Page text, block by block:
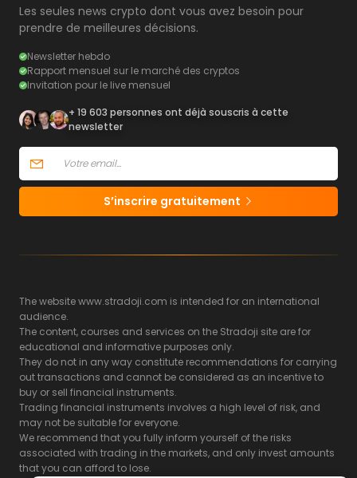
Les seules news crypto dont vous avez besoin pour
prendre de meilleures décisions.
Newsletter hebdo
Rapport mensuel sur le marché des cryptos
Invitation pour le live mensuel
+ 19 603 personnes ont déjà souscris à cette
newsletter
S’inscrire gratuitement
The website www.stradoji.com is intended for an international
audience.
The content, courses and services on the Stradoji site are for
educational and informative purposes only.
They do not in any way constitute recommendations for carrying
out transactions and cannot be considered as an incentive to
buy or sell financial instruments.
Trading financial instruments involves a high level of risk, and
may not be suitable for everyone.
We recommend that you fully inform yourself of the risks
associated with trading in the markets, and only invest amounts
that you can afford to lose.